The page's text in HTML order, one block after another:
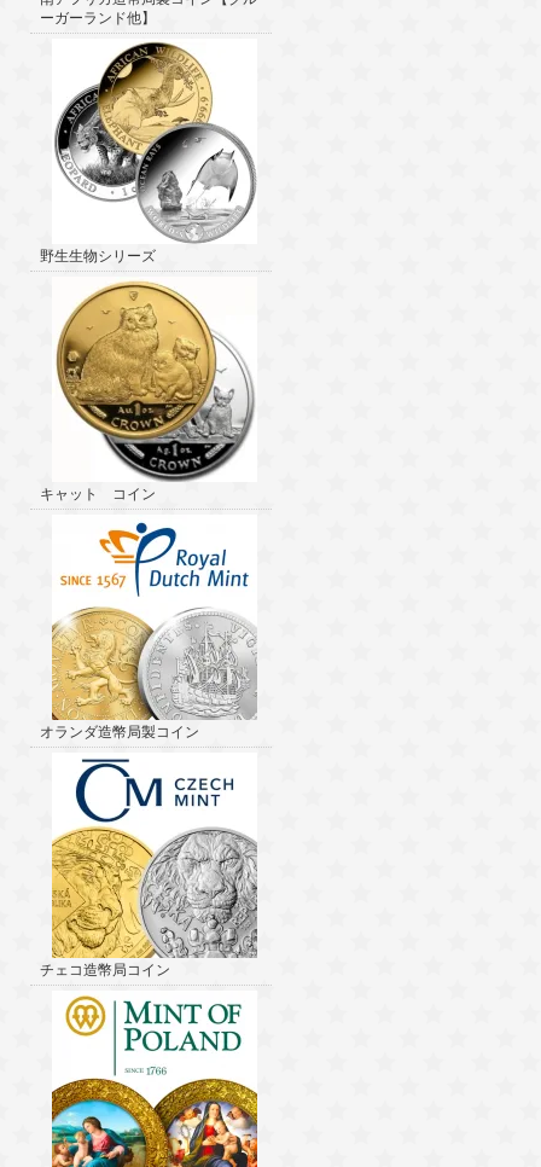
ーガーランド他】
野生生物シリーズ
キャット コイン
オランダ造幣局製コイン
チェコ造幣局コイン